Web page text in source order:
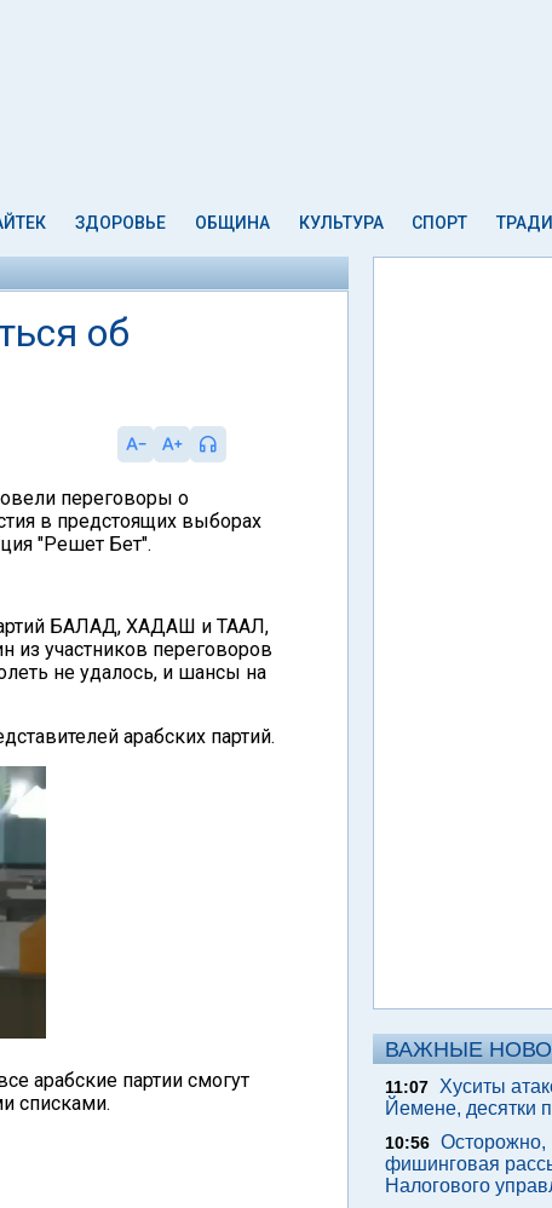
ЗДОРОВЬЕ ОБЩИНА КУЛЬТУРА СПОРТ
об
переговоры о
в предстоящих выборах
"Решет Бет".
БАЛАД, ХАДАШ и ТААЛ,
участников переговоров
не удалось, и шансы на
арабских партий.
арабские партии смогут
списками.
ВАЖНЫЕ
11:07
Хуситы
Йемене, десятки
10:56 Осторожно,
фишинговая
Налогового